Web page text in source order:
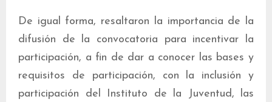
De igual forma, resaltaron la importancia de la
difusión de la convocatoria para incentivar la
participación, a fin de dar a conocer las bases y
requisitos de participación, con la inclusión y
participación del Instituto de la Juventud, las